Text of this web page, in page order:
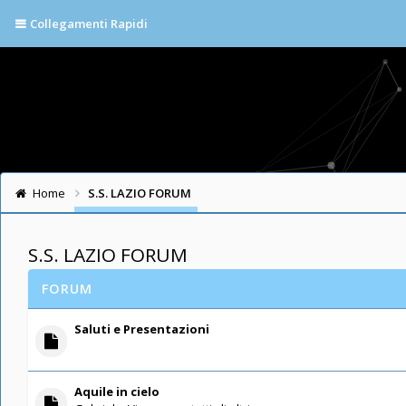
Collegamenti Rapidi
Home S.S. LAZIO FORUM
S.S. LAZIO FORUM
FORUM
Saluti e Presentazioni
Aquile in cielo